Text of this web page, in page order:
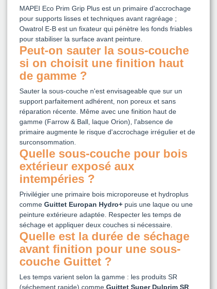
MAPEI Eco Prim Grip Plus est un primaire d'accrochage
pour supports lisses et techniques avant ragréage ;
Owatrol E-B est un fixateur qui pénètre les fonds friables
pour stabiliser la surface avant peinture.
Peut-on sauter la sous-couche
si on choisit une finition haut
de gamme ?
Sauter la sous-couche n'est envisageable que sur un
support parfaitement adhérent, non poreux et sans
réparation récente. Même avec une finition haut de
gamme (Farrow & Ball, laque Orion), l'absence de
primaire augmente le risque d'accrochage irrégulier et de
surconsommation.
Quelle sous-couche pour bois
extérieur exposé aux
intempéries ?
Privilégier une primaire bois microporeuse et hydroplus
comme Guittet Europan Hydro+ puis une laque ou une
peinture extérieure adaptée. Respecter les temps de
séchage et appliquer deux couches si nécessaire.
Quelle est la durée de séchage
avant finition pour une sous-
couche Guittet ?
Les temps varient selon la gamme : les produits SR
(séchement rapide) comme Guittet Super Dulprim SR